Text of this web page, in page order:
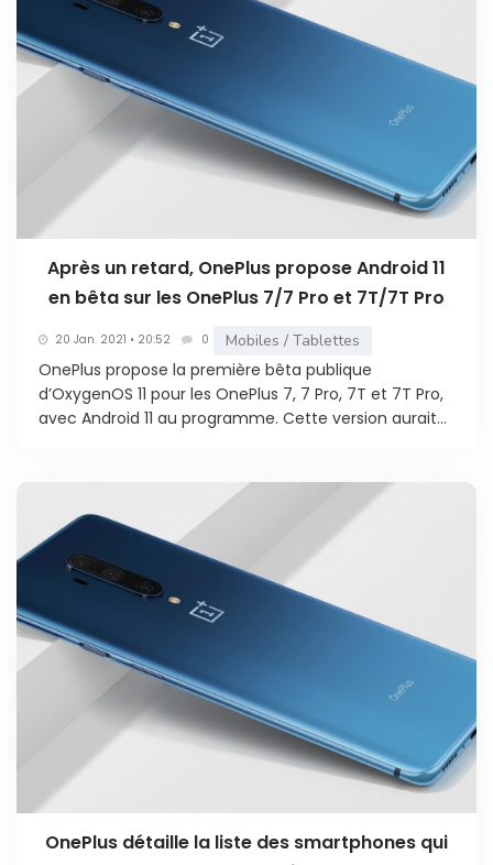
Après un retard, OnePlus propose Android 11
en bêta sur les OnePlus 7/7 Pro et 7T/7T Pro
20 Jan. 2021 • 20:52 0 Mobiles / Tablettes
OnePlus propose la première bêta publique
d’OxygenOS 11 pour les OnePlus 7, 7 Pro, 7T et 7T Pro,
avec Android 11 au programme. Cette version aurait...
OnePlus détaille la liste des smartphones qui